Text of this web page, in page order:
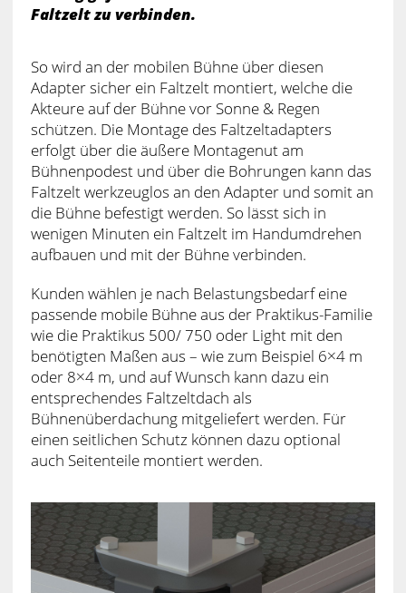
Faltzelt zu verbinden.
So wird an der mobilen Bühne über diesen
Adapter sicher ein Faltzelt montiert, welche die
Akteure auf der Bühne vor Sonne & Regen
schützen. Die Montage des Faltzeltadapters
erfolgt über die äußere Montagenut am
Bühnenpodest und über die Bohrungen kann das
Faltzelt werkzeuglos an den Adapter und somit an
die Bühne befestigt werden. So lässt sich in
wenigen Minuten ein Faltzelt im Handumdrehen
aufbauen und mit der Bühne verbinden.
Kunden wählen je nach Belastungsbedarf eine
passende mobile Bühne aus der Praktikus-Familie
wie die Praktikus 500/ 750 oder Light mit den
benötigten Maßen aus – wie zum Beispiel 6×4 m
oder 8×4 m, und auf Wunsch kann dazu ein
entsprechendes Faltzeltdach als
Bühnenüberdachung mitgeliefert werden. Für
einen seitlichen Schutz können dazu optional
auch Seitenteile montiert werden.